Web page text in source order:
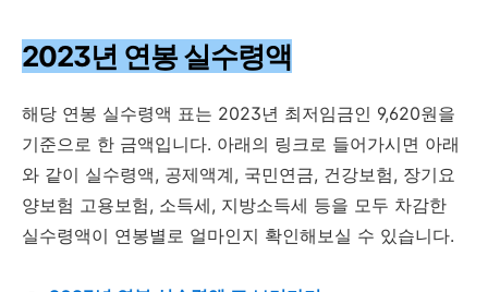
2023년 연봉 실수령액
해당 연봉 실수령액 표는 2023년 최저임금인 9,620원을
기준으로 한 금액입니다. 아래의 링크로 들어가시면 아래
와 같이 실수령액, 공제액계, 국민연금, 건강보험, 장기요
양보험 고용보험, 소득세, 지방소득세 등을 모두 차감한
실수령액이 연봉별로 얼마인지 확인해보실 수 있습니다.